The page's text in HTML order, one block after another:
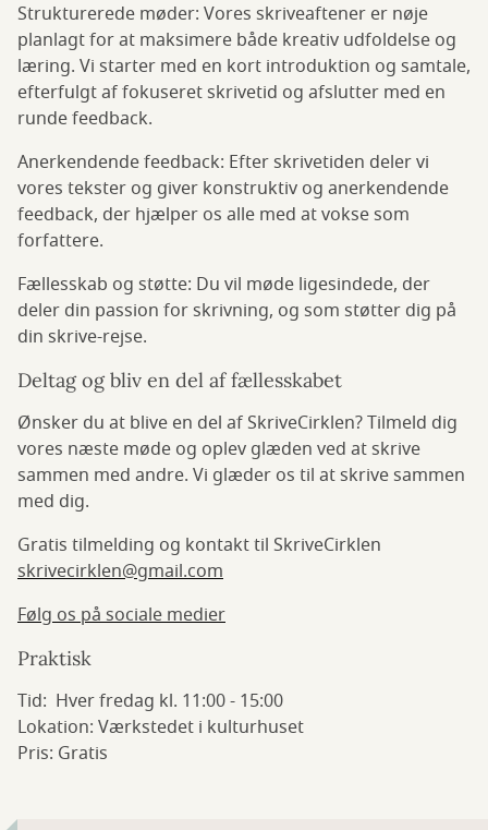
Strukturerede møder: Vores skriveaftener er nøje
planlagt for at maksimere både kreativ udfoldelse og
læring. Vi starter med en kort introduktion og samtale,
efterfulgt af fokuseret skrivetid og afslutter med en
runde feedback.
Anerkendende feedback: Efter skrivetiden deler vi
vores tekster og giver konstruktiv og anerkendende
feedback, der hjælper os alle med at vokse som
forfattere.
Fællesskab og støtte: Du vil møde ligesindede, der
deler din passion for skrivning, og som støtter dig på
din skrive-rejse.
Deltag og bliv en del af fællesskabet
Ønsker du at blive en del af SkriveCirklen? Tilmeld dig
vores næste møde og oplev glæden ved at skrive
sammen med andre. Vi glæder os til at skrive sammen
med dig.
Gratis tilmelding og kontakt til SkriveCirklen
skrivecirklen@gmail.com
Følg os på sociale medier
Praktisk
Tid: Hver fredag kl. 11:00 - 15:00
Lokation: Værkstedet i kulturhuset
Pris: Gratis